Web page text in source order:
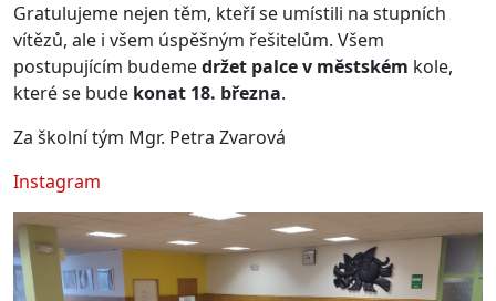
Gratulujeme nejen těm, kteří se umístili na stupních
vítězů, ale i všem úspěšným řešitelům. Všem
postupujícím budemedržet palce v městském kole,
které se bude konat 18. března.
Za školní tým Mgr. Petra Zvarová
Instagram